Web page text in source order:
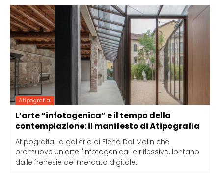
Atipografia
L’arte “infotogenica” e il tempo della
contemplazione: il manifesto di Atipografia
Atipografia: la galleria di Elena Dal Molin che
promuove un'arte "infotogenica" e riflessiva, lontano
dalle frenesie del mercato digitale.